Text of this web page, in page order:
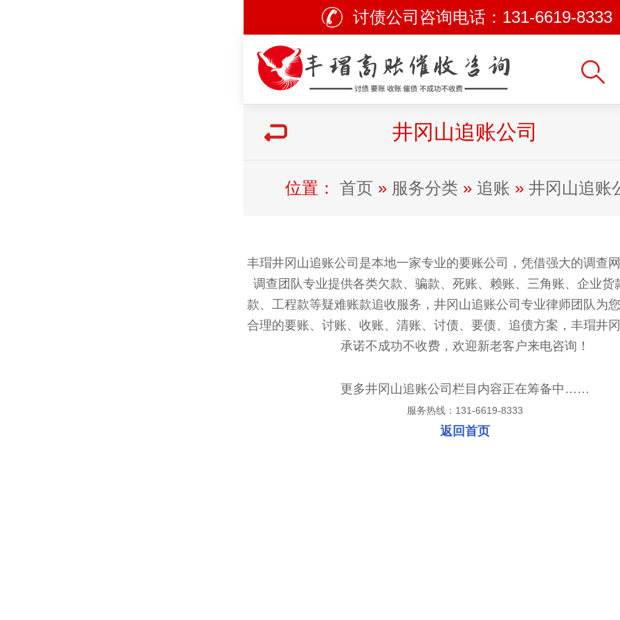
讨债公司咨询电话： 131-6619-8333
井冈山追账公司
位置： 首页 » 服务分类 » 追账 » 井冈山追账
丰瑁井冈山追账公司是本地一家专业的要账公司，凭借强大的调查
调查团队专业提供各类欠款、骗款、死账、赖账、三角账、企业货
款、工程款等疑难账款追收服务，井冈山追账公司专业律师团队为
合理的要账、讨账、收账、清账、讨债、要债、追债方案，丰瑁井
承诺不成功不收费，欢迎新老客户来电咨询！
更多井冈山追账公司栏目内容正在筹备中……
服务热线：131-6619-8333
返回首页